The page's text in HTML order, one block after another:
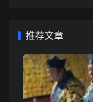
推荐文章